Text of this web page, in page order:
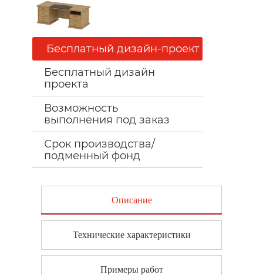
Бесплатный дизайн-проект
Бесплатный дизайн
проекта
Возможность
выполнения под заказ
Срок производства/
подменный фонд
Описание
Технические характеристики
Примеры работ